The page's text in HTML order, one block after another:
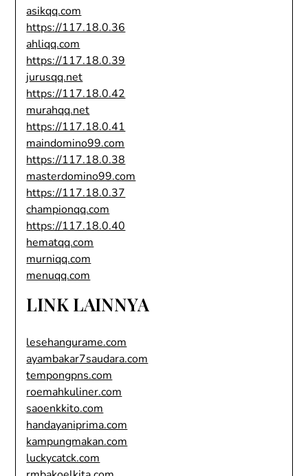
asikqq.com
https://117.18.0.36
ahliqq.com
https://117.18.0.39
jurusqq.net
https://117.18.0.42
murahqq.net
https://117.18.0.41
maindomino99.com
https://117.18.0.38
masterdomino99.com
https://117.18.0.37
championqq.com
https://117.18.0.40
hematqq.com
murniqq.com
menuqq.com
LINK LAINNYA
lesehangurame.com
ayambakar7saudara.com
tempongpns.com
roemahkuliner.com
saoenkkito.com
handayaniprima.com
kampungmakan.com
luckycatck.com